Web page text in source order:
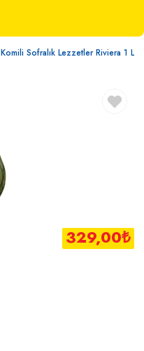
Komili Sofralık Lezzetler Riviera 1 L
329,00₺